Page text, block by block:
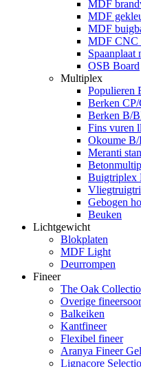
MDF
MDF
MDF
MDF CNC
Spaanplaat
OSB Board
Multiplex
Populieren
Berken
Berken B/
Fins vuren
Okoume
Meranti
Buigtriplex
Gebogen
Beuken
Lichtgewicht
Blokplaten
MDF Light
Deurrompen
Fineer
The Oak
Overige
Balkeiken
Kantfineer
Flexibel fineer
Aranya Fineer
Lignacore